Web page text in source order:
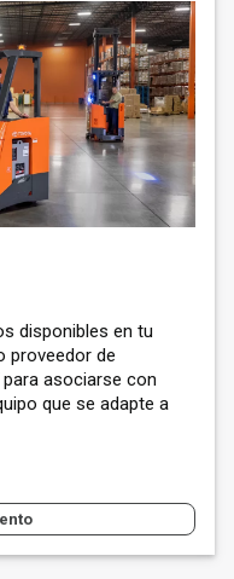
disponibles en tu
proveedor de
asociarse con
que se adapte a